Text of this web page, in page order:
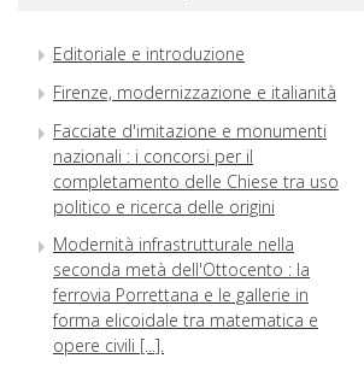
Editoriale e introduzione
Firenze, modernizzazione e italianità
Facciate d'imitazione e monumenti
nazionali : i concorsi per il
completamento delle Chiese tra uso
politico e ricerca delle origini
Modernità infrastrutturale nella
seconda metà dell'Ottocento : la
ferrovia Porrettana e le gallerie in
forma elicoidale tra matematica e
opere civili [...].